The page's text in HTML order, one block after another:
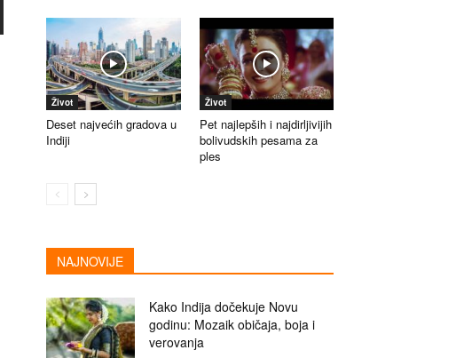
Život
Deset najvećih gradova u
Indiji
Život
Pet najlepših i najdirljivijih
bolivudskih pesama za
ples
NAJNOVIJE
Kako Indija dočekuje Novu
godinu: Mozaik običaja, boja i
verovanja